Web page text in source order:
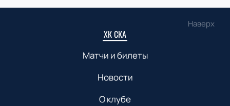
Наверх
ХК СКА
Матчи и билеты
Новости
О клубе